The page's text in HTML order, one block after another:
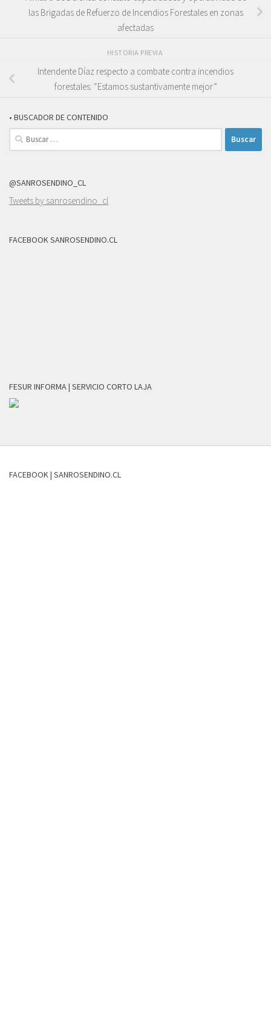
las Brigadas de Refuerzo de Incendios Forestales en zonas
afectadas
HISTORIA PREVIA
Intendente Díaz respecto a combate contra incendios
forestales: “Estamos sustantivamente mejor”
• BUSCADOR DE CONTENIDO
Buscar:
@SANROSENDINO_CL
Tweets by sanrosendino_cl
FACEBOOK SANROSENDINO.CL
FESUR INFORMA | SERVICIO CORTO LAJA
FACEBOOK | SANROSENDINO.CL